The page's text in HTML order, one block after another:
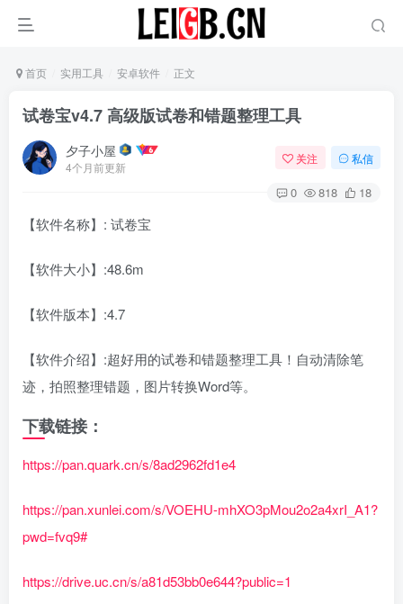
首页 实用工具 安卓软件 正文
试卷宝v4.7 高级版试卷和错题整理工具
夕子小屋
4个月前更新
关注 私信
0 818 18
【软件名称】: 试卷宝
【软件大小】:48.6m
【软件版本】:4.7
【软件介绍】:超好用的试卷和错题整理工具！自动清除笔
迹，拍照整理错题，图片转换Word等。
下载链接：
https://pan.quark.cn/s/8ad2962fd1e4
https://pan.xunlei.com/s/VOEHU-mhXO3pMou2o2a4xrI_A1?
pwd=fvq9#
https://drive.uc.cn/s/a81d53bb0e644?public=1